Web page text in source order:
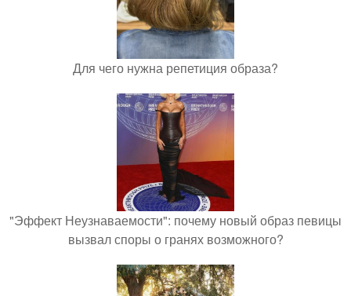
Для чего нужна репетиция образа?
"Эффект Неузнаваемости": почему новый образ певицы
вызвал споры о гранях возможного?